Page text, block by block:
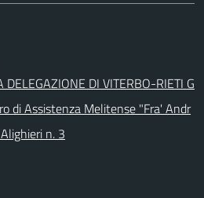
DI VITERBO-RIETI G
di Assistenza Melitense "Fra' Andr
n. 3